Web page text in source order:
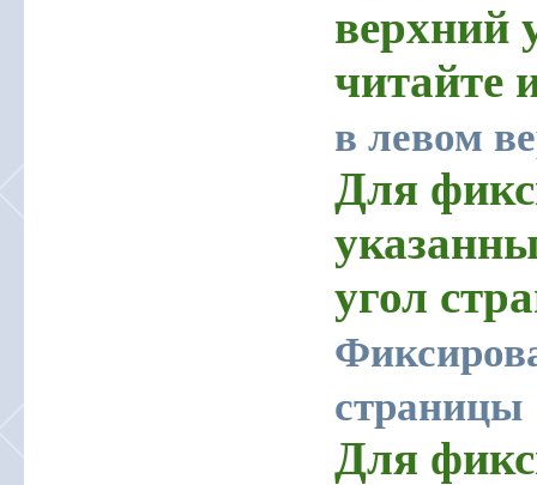
верхний
читайте
в левом
Для
угол
страницы
Для